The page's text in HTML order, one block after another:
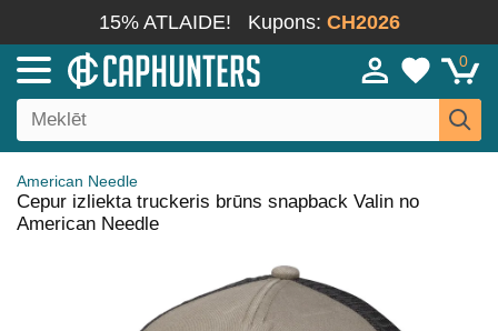
15% ATLAIDE! Kupons: CH2026
0
American Needle
Cepur izliekta truckeris brūns snapback Valin no
American Needle